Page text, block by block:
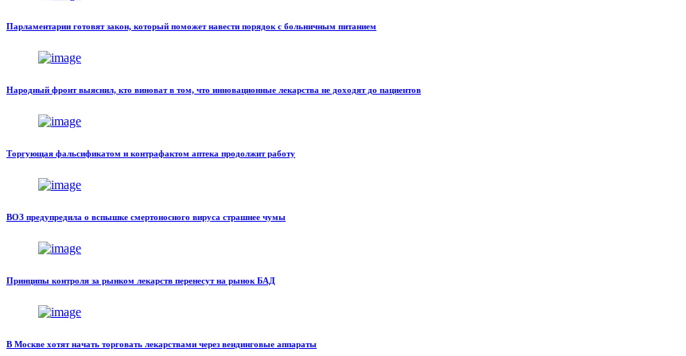
Парламентарии готовят закон, который поможет навести порядок с больничным питанием
Народный фронт выяснил, кто виноват в том, что инновационные лекарства не доходят до пациентов
Торгующая фальсификатом и контрафактом аптека продолжит работу
ВОЗ предупредила о вспышке смертоносного вируса страшнее чумы
Принципы контроля за рынком лекарств перенесут на рынок БАД
В Москве хотят начать торговать лекарствами через вендинговые аппараты